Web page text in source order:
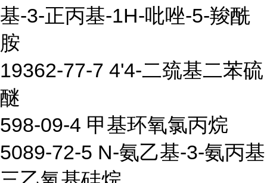
基-3-正丙基-1H-吡唑-5-羧酰
胺
19362-77-7 4'4-二巯基二苯硫
醚
598-09-4 甲基环氧氯丙烷
5089-72-5 N-氨乙基-3-氨丙基